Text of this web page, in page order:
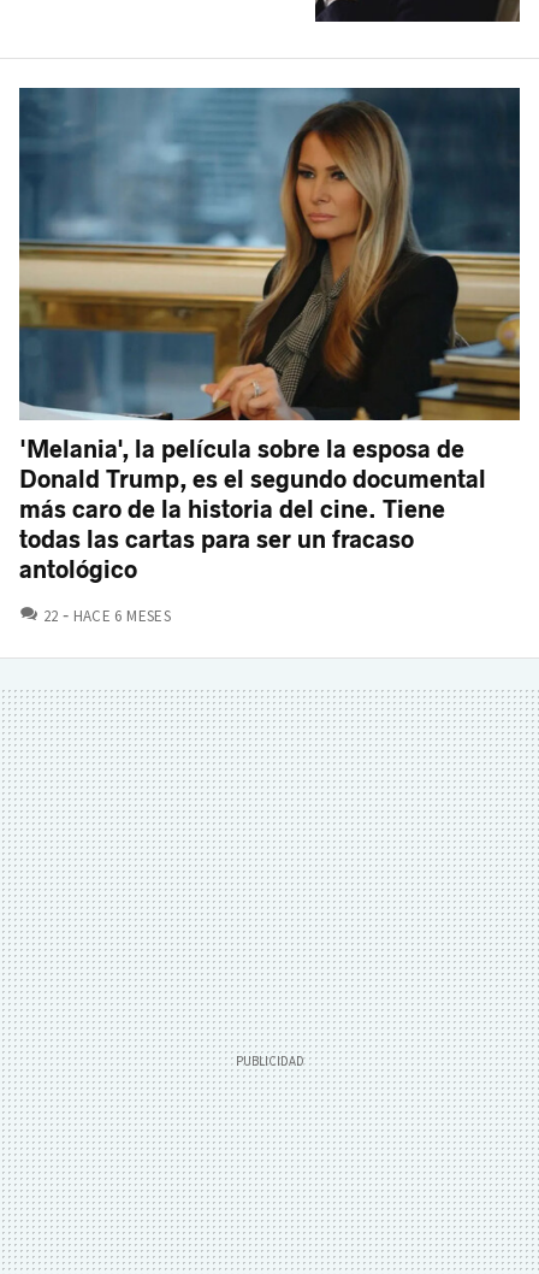
'Melania', la película sobre la esposa de
Donald Trump, es el segundo documental
más caro de la historia del cine. Tiene
todas las cartas para ser un fracaso
antológico
22 COMENTARIOS
HACE 6 MESES